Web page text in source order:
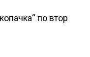
по втор